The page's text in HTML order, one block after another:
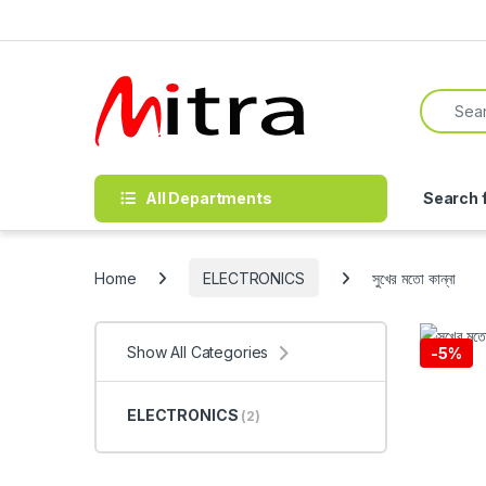
Search
All Departments Search
Home ELECTRONICS সুখের মতো কান্না
-5%
Show All Categories
ELECTRONICS (2)